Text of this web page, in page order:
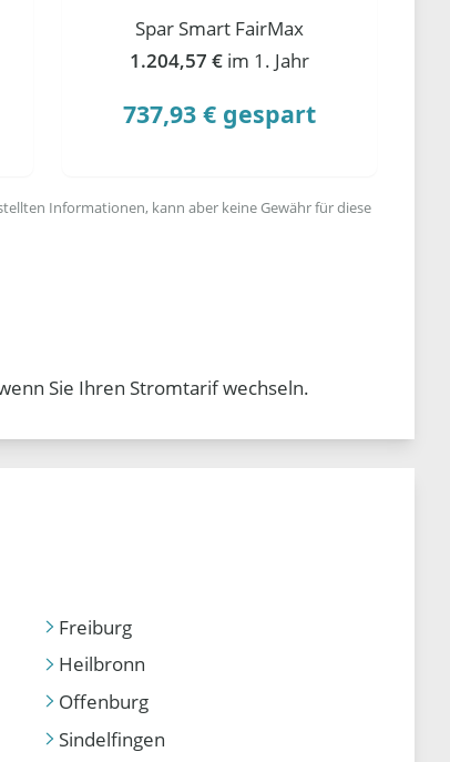
Spar Smart FairMax
1.204,57 € im 1. Jahr
737,93 € gespart
Informationen, kann aber keine Gewähr für diese
Sie Ihren Stromtarif wechseln.
Freiburg
Heilbronn
Offenburg
Sindelfingen